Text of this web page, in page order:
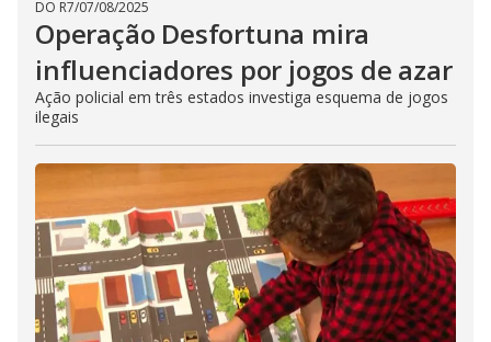
DO R7/07/08/2025
Operação Desfortuna mira
influenciadores por jogos de azar
Ação policial em três estados investiga esquema de jogos
ilegais